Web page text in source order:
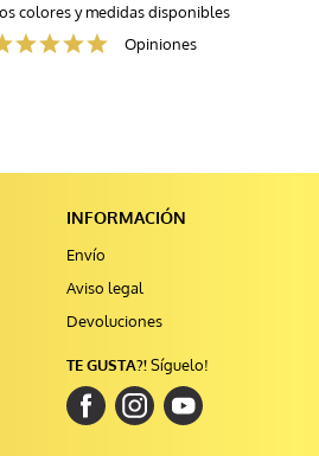
colores y medidas disponibles
Opiniones
INFORMACIÓN
Envío
Aviso legal
Devoluciones
TE GUSTA?! Síguelo!